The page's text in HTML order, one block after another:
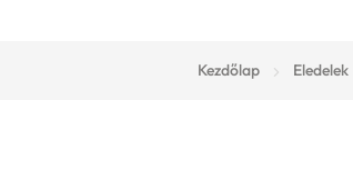
Kezdőlap Eledelek